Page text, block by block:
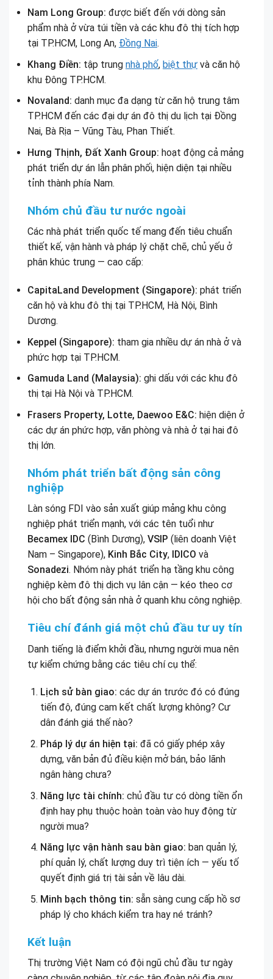
Nam Long Group: được biết đến với dòng sản
phẩm nhà ở vừa túi tiền và các khu đô thị tích hợp
tại TP.HCM, Long An, Đồng Nai.
Khang Điền: tập trung nhà phố, biệt thự và căn hộ
khu Đông TP.HCM.
Novaland: danh mục đa dạng từ căn hộ trung tâm
TP.HCM đến các đại dự án đô thị du lịch tại Đồng
Nai, Bà Rịa – Vũng Tàu, Phan Thiết.
Hưng Thịnh, Đất Xanh Group: hoạt động cả mảng
phát triển dự án lẫn phân phối, hiện diện tại nhiều
tỉnh thành phía Nam.
Nhóm chủ đầu tư nước ngoài
Các nhà phát triển quốc tế mang đến tiêu chuẩn
thiết kế, vận hành và pháp lý chặt chẽ, chủ yếu ở
phân khúc trung — cao cấp:
CapitaLand Development (Singapore): phát triển
căn hộ và khu đô thị tại TP.HCM, Hà Nội, Bình
Dương.
Keppel (Singapore): tham gia nhiều dự án nhà ở và
phức hợp tại TP.HCM.
Gamuda Land (Malaysia): ghi dấu với các khu đô
thị tại Hà Nội và TP.HCM.
Frasers Property, Lotte, Daewoo E&C: hiện diện ở
các dự án phức hợp, văn phòng và nhà ở tại hai đô
thị lớn.
Nhóm phát triển bất động sản công
nghiệp
Làn sóng FDI vào sản xuất giúp mảng khu công
nghiệp phát triển mạnh, với các tên tuổi như
Becamex IDC (Bình Dương), VSIP (liên doanh Việt
Nam – Singapore), Kinh Bắc City, IDICO và
Sonadezi. Nhóm này phát triển hạ tầng khu công
nghiệp kèm đô thị dịch vụ lân cận — kéo theo cơ
hội cho bất động sản nhà ở quanh khu công nghiệp.
Tiêu chí đánh giá một chủ đầu tư uy tín
Danh tiếng là điểm khởi đầu, nhưng người mua nên
tự kiểm chứng bằng các tiêu chí cụ thể:
Lịch sử bàn giao: các dự án trước đó có đúng
tiến độ, đúng cam kết chất lượng không? Cư
dân đánh giá thế nào?
Pháp lý dự án hiện tại: đã có giấy phép xây
dựng, văn bản đủ điều kiện mở bán, bảo lãnh
ngân hàng chưa?
Năng lực tài chính: chủ đầu tư có dòng tiền ổn
định hay phụ thuộc hoàn toàn vào huy động từ
người mua?
Năng lực vận hành sau bàn giao: ban quản lý,
phí quản lý, chất lượng duy trì tiện ích — yếu tố
quyết định giá trị tài sản về lâu dài.
Minh bạch thông tin: sẵn sàng cung cấp hồ sơ
pháp lý cho khách kiểm tra hay né tránh?
Kết luận
Thị trường Việt Nam có đội ngũ chủ đầu tư ngày